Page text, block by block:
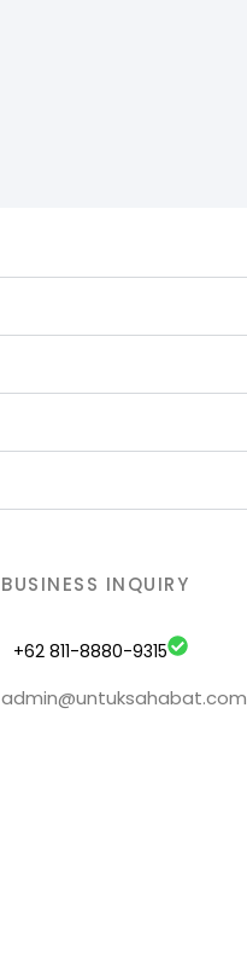
BUSINESS INQUIRY
+62 811-8880-9315
admin@untuksahabat.com